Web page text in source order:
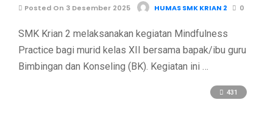
Posted On 3 Desember 2025 HUMAS SMK KRIAN 2 0
SMK Krian 2 melaksanakan kegiatan Mindfulness
Practice bagi murid kelas XII bersama bapak/ibu guru
Bimbingan dan Konseling (BK). Kegiatan ini …
431